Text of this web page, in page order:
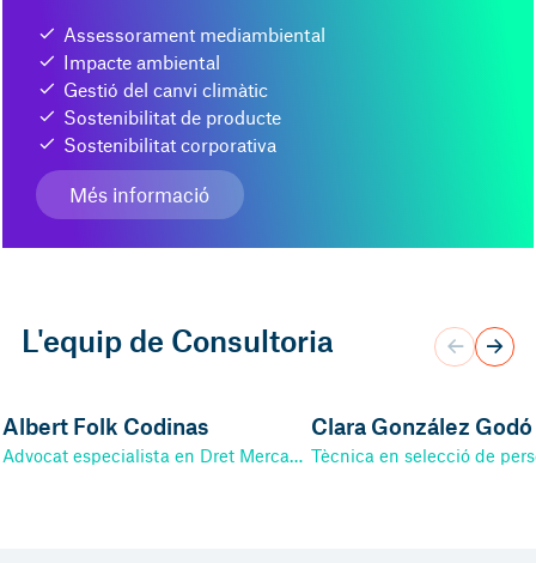
Assessorament mediambiental
Impacte ambiental
Gestió del canvi climàtic
Sostenibilitat de producte
Sostenibilitat corporativa
Més informació
L'equip de Consultoria
Albert Folk Codinas
Advocat especialista en Dret Mercantil, Dret Concursal, Compliment penal i Dret Processal
Clara González Godó
Tècnica en selecció de